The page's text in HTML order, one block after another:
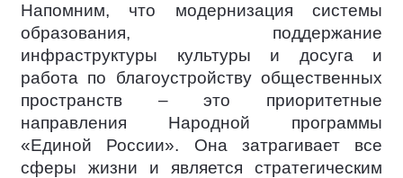
Напомним, что модернизация системы
образования, поддержание
инфраструктуры культуры и досуга и
работа по благоустройству общественных
пространств – это приоритетные
направления Народной программы
«Единой России». Она затрагивает все
сферы жизни и является стратегическим